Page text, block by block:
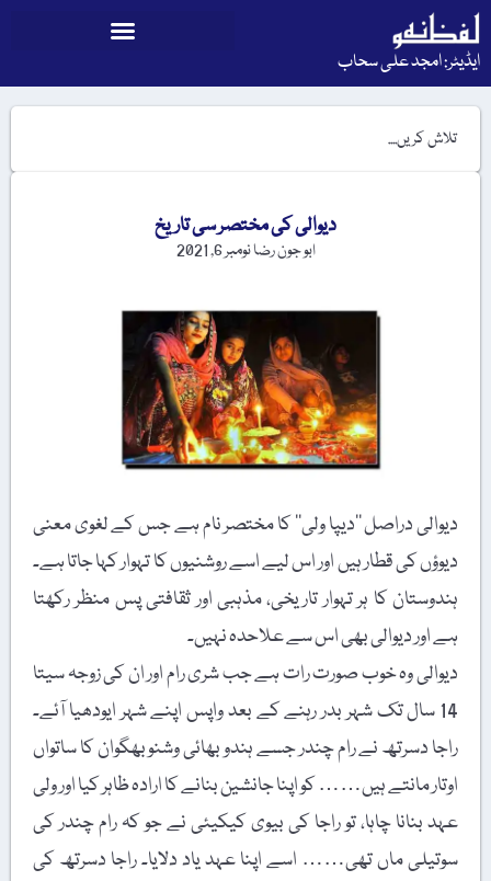
ایڈیٹر: امجد علی سحاب
دیوالی کی مختصر سی تاریخ
ابو جون رضانومبر 6, 2021
دیوالی دراصل ’’دیپا ولی‘‘ کا مختصر نام ہے جس کے لغوی معنی
دیوؤں کی قطار ہیں اور اس لیے اسے روشنیوں کا تہوار کہا جاتا ہے۔
ہندوستان کا ہر تہوار تاریخی، مذہبی اور ثقافتی پس منظر رکھتا
ہے اور دیوالی بھی اس سے علاحدہ نہیں۔
دیوالی وہ خوب صورت رات ہے جب شری رام اور ان کی زوجہ سیتا
14 سال تک شہر بدر رہنے کے بعد واپس اپنے شہر ایودھیا آئے۔
راجا دسرتھ نے رام چندر جسے ہندو بھائی وشنو بھگوان کا ساتواں
اوتار مانتے ہیں…… کو اپنا جانشین بنانے کا ارادہ ظاہر کیا اور ولی
عہد بنانا چاہا، تو راجا کی بیوی کیکیئی نے جو کہ رام چندر کی
سوتیلی ماں تھی…… اسے اپنا عہد یاد دلایا۔ راجا دسرتھ کی